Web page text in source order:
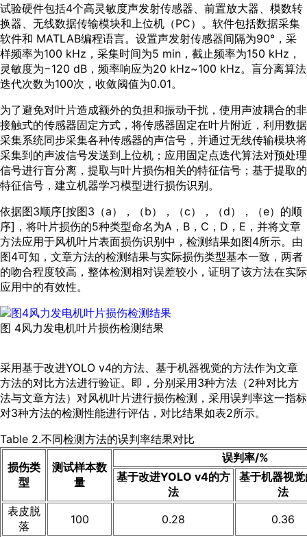
试验硬件包括4个高灵敏度声发射传感器、前置放大器、模数转
换器、无线数据传输模块和上位机（PC）。软件包括数据采集
软件和 MATLAB编程语言。设置声发射传感器间隔为90°，采
样频率为100 kHz，采集时间为5 min，截止频率为150 kHz，
灵敏度为−120 dB，频率响应为20 kHz~100 kHz。盲分离算法
迭代次数为100次，收敛阈值为0.01。
为了避免对叶片造成额外的负担和振动干扰，使用声波耦合的非
接触式的传感器固定方式，将传感器固定在叶片附近，利用数据
采集系统同步采集各种传感器的声信号，并通过无线传输模块将
采集到的声波信号发送到上位机；应用固定点迭代算法对预处理
信号进行盲分离，提取与叶片损伤相关的特征信号；基于提取的
特征信号，建立机器学习模型进行损伤识别。
依据图3顺序[按图3（a），（b），（c），（d），（e） 的顺
序]，将叶片损伤的5种类型命名为A，B，C，D，E，并将文章
方法应用于风机叶片表面损伤识别中，检测结果如图4所示。由
图4可知，文章方法的检测结果与实际损伤类型基本一致，两者
的吻合程度较高，整体检测相对误差较小，证明了该方法在实际
应用中的有效性。
图 4风力发电机叶片损伤检测结果
采用基于改进YOLO v4的方法、基于机器视觉的方法作为文章
方法的对比方法进行验证。即，分别采用3种方法（2种对比方
法与文章方法）对风机叶片进行损伤检测，采用误判率这一指标
对3种方法的检测性能进行评估，对比结果如表2所示。
Table 2.不同检测方法的误判率结果对比
损伤类
型
测试样本数
量
误判率/%
基于改进YOLO v4的方
法
基于机器视
法
表皮脱
落
100 0.28
0.36